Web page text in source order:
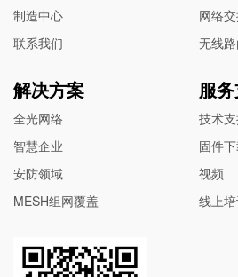
制造中心
联系我们
网络
无线
解决方案
全光网络
智慧企业
安防领域
MESH组网覆盖
服
技术
固件
视频
线上